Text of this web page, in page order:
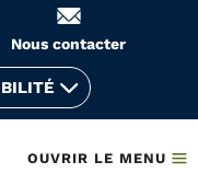
Nous contacter
OUVRIR LE MENU